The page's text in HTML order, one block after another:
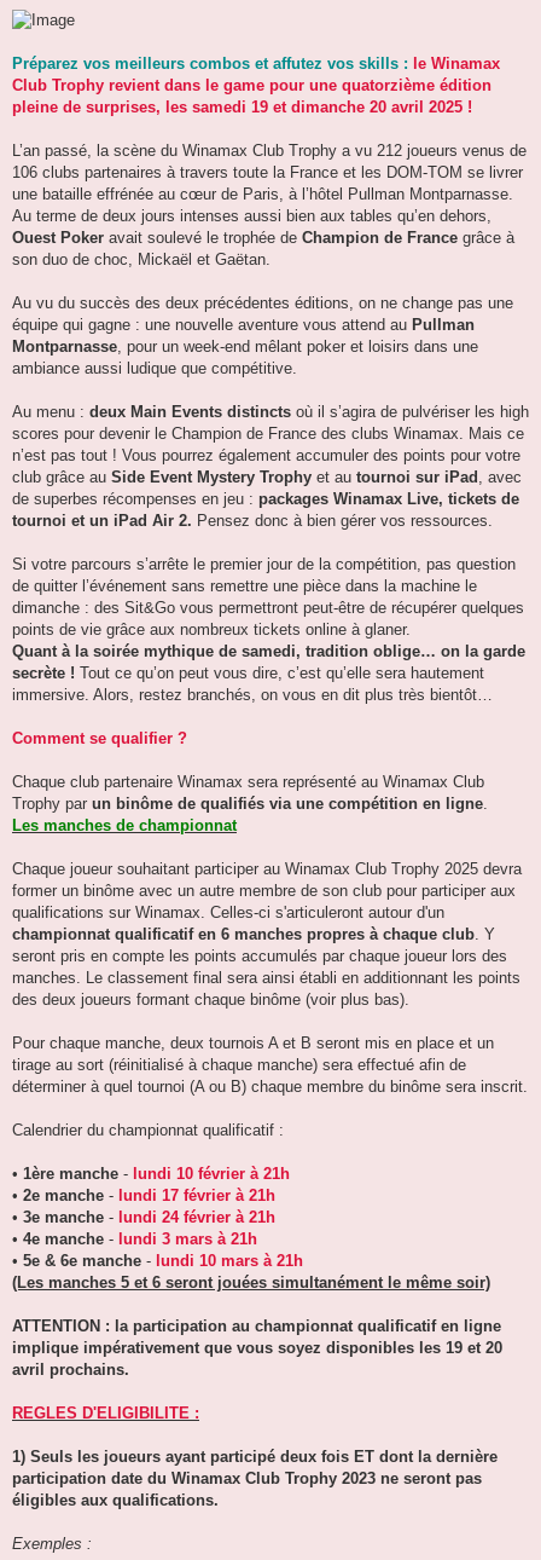
e
s
a
g
e
Préparez vos meilleurs combos et affutez vos skills : le Winamax
Club Trophy revient dans le game pour une quatorzième édition
pleine de surprises, les samedi 19 et dimanche 20 avril 2025 !
L’an passé, la scène du Winamax Club Trophy a vu 212 joueurs venus de
106 clubs partenaires à travers toute la France et les DOM-TOM se livrer
une bataille effrénée au cœur de Paris, à l’hôtel Pullman Montparnasse.
Au terme de deux jours intenses aussi bien aux tables qu’en dehors,
Ouest Poker avait soulevé le trophée de Champion de France grâce à
son duo de choc, Mickaël et Gaëtan.
Au vu du succès des deux précédentes éditions, on ne change pas une
équipe qui gagne : une nouvelle aventure vous attend au Pullman
Montparnasse , pour un week-end mêlant poker et loisirs dans une
ambiance aussi ludique que compétitive.
Au menu : deux Main Events distincts où il s’agira de pulvériser les high
scores pour devenir le Champion de France des clubs Winamax. Mais ce
n’est pas tout ! Vous pourrez également accumuler des points pour votre
club grâce au Side Event Mystery Trophy et au tournoi sur iPad , avec
de superbes récompenses en jeu : packages Winamax Live, tickets de
tournoi et un iPad Air 2. Pensez donc à bien gérer vos ressources.
Si votre parcours s’arrête le premier jour de la compétition, pas question
de quitter l’événement sans remettre une pièce dans la machine le
dimanche : des Sit&Go vous permettront peut-être de récupérer quelques
points de vie grâce aux nombreux tickets online à glaner.
Quant à la soirée mythique de samedi, tradition oblige… on la garde
secrète ! Tout ce qu’on peut vous dire, c’est qu’elle sera hautement
immersive. Alors, restez branchés, on vous en dit plus très bientôt…
Comment se qualifier ?
Chaque club partenaire Winamax sera représenté au Winamax Club
Trophy par un binôme de qualifiés via une compétition en ligne
Les manches de championnat
Chaque joueur souhaitant participer au Winamax Club Trophy 2025 devra
former un binôme avec un autre membre de son club pour participer aux
qualifications sur Winamax. Celles-ci s'articuleront autour d'un
championnat qualificatif en 6 manches propres à chaque club . Y
seront pris en compte les points accumulés par chaque joueur lors des
manches. Le classement final sera ainsi établi en additionnant les points
des deux joueurs formant chaque binôme (voir plus bas).
Pour chaque manche, deux tournois A et B seront mis en place et un
tirage au sort (réinitialisé à chaque manche) sera effectué afin de
déterminer à quel tournoi (A ou B) chaque membre du binôme sera inscrit.
Calendrier du championnat qualificatif :
• 1ère manche - lundi 10 février à 21h
• 2e manche - lundi 17 février à 21h
• 3e manche - lundi 24 février à 21h
• 4e manche - lundi 3 mars à 21h
• 5e & 6e manche - lundi 10 mars à 21h
(Les manches 5 et 6 seront jouées simultanément le même soir)
ATTENTION : la participation au championnat qualificatif en ligne
implique impérativement que vous soyez disponibles les 19 et 20
avril prochains.
REGLES D'ELIGIBILITE :
1) Seuls les joueurs ayant participé deux fois ET dont la dernière
participation date du Winamax Club Trophy 2023 ne seront pas
éligibles aux qualifications.
Exemples :